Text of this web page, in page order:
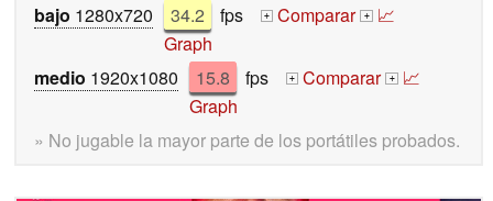
bajo 1280x720 34.2 fps + Comparar + 📈
Graph
medio 1920x1080 15.8 fps + Comparar + 📈
Graph
» No jugable la mayor parte de los portátiles probados.